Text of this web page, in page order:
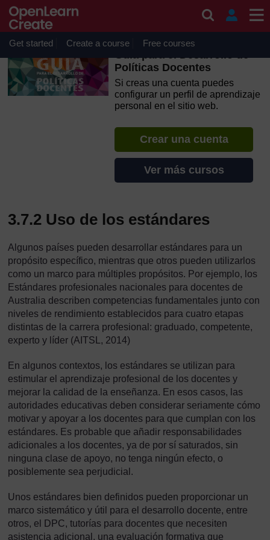
Salta al contenido principal
OpenLearn Create will be unavailable on Wednesday 12
August 2026 from 8am to 10.30am (GMT) due to routine
maintenance.
Get started Create a course Free courses
Guía para el Desarrollo de
Políticas Docentes
Si creas una cuenta puedes
configurar un perfil de aprendizaje
personal en el sitio web.
Crear una cuenta
Ver más cursos
3.7.2 Uso de los estándares
Algunos países pueden desarrollar estándares para un
propósito específico, mientras que otros pueden utilizarlos
como un marco para múltiples propósitos. Por ejemplo, los
Estándares profesionales nacionales para docentes de
Australia describen competencias fundamentales junto con
niveles de rendimiento establecidos para cuatro etapas
distintas de la carrera profesional: graduado, competente,
experto y líder (AITSL, 2014)
En algunos contextos, los estándares se utilizan para
estimular el aprendizaje profesional de los docentes y
mejorar la calidad de la enseñanza. En esos casos, las
autoridades educativas deben considerar seriamente cómo
motivar y apoyar a los docentes para que cumplan con los
estándares. Es probable que añadir responsabilidades
adicionales a los docentes, ya de por sí saturados, sin
ninguna clase de apoyo, no tenga ningún efecto, o
posiblemente sea perjudicial.
Unos estándares bien definidos pueden proporcionar un
marco sistemático y útil para el desarrollo docente, entre
otros, el DPC, tutorías para docentes que necesiten
asistencia adicional, una evaluación formativa que